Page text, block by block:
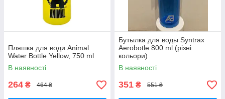
Пляшка для води Animal
Water Bottle Yellow, 750 ml
В наявності
264 ₴ 464 ₴
Бутылка для воды Syntrax
Aerobotle 800 ml (різні
кольори)
В наявності
351 ₴ 551 ₴